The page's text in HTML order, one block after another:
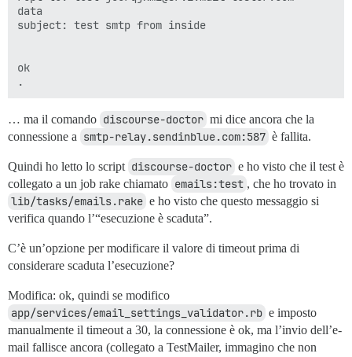
data
subject: test smtp from inside
ok
… ma il comando discourse-doctor mi dice ancora che la
connessione a smtp-relay.sendinblue.com:587 è fallita.
Quindi ho letto lo script discourse-doctor e ho visto che il test è
collegato a un job rake chiamato emails:test , che ho trovato in
lib/tasks/emails.rake e ho visto che questo messaggio si
verifica quando l’“esecuzione è scaduta”.
C’è un’opzione per modificare il valore di timeout prima di
considerare scaduta l’esecuzione?
Modifica: ok, quindi se modifico
app/services/email_settings_validator.rb e imposto
manualmente il timeout a 30, la connessione è ok, ma l’invio dell’e-
mail fallisce ancora (collegato a TestMailer, immagino che non